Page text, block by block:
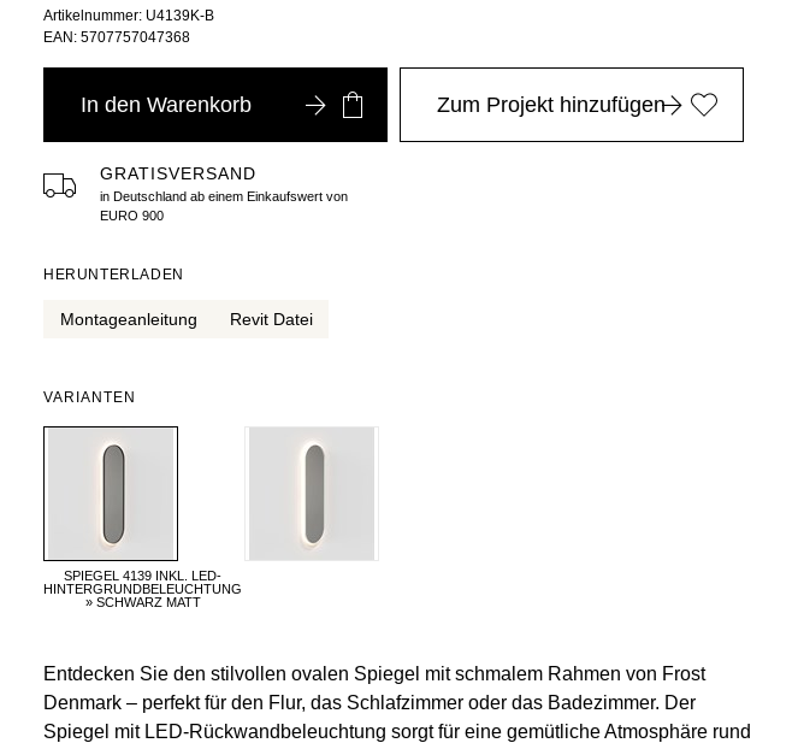
Artikelnummer: U4139K-B
EAN: 5707757047368
In den Warenkorb
GRATISVERSAND
in Deutschland ab einem Einkaufswert von
EURO 900
Zum Projekt hinzufügen
HERUNTERLADEN
Montageanleitung Revit Datei
VARIANTEN
SPIEGEL 4139 INKL. LED-
HINTERGRUNDBELEUCHTUNG
» SCHWARZ MATT
Entdecken Sie den stilvollen ovalen Spiegel mit schmalem Rahmen von Frost
Denmark – perfekt für den Flur, das Schlafzimmer oder das Badezimmer. Der
Spiegel mit LED-Rückwandbeleuchtung sorgt für eine gemütliche Atmosphäre rund